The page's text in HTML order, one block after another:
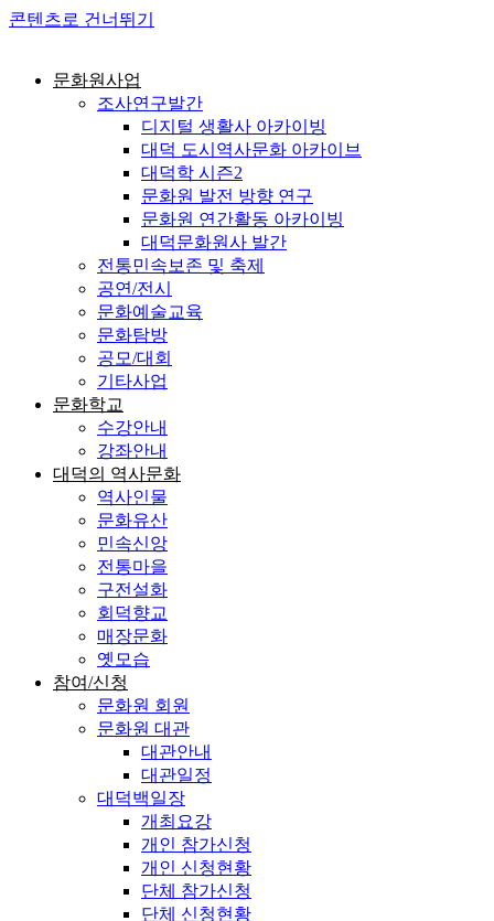
콘텐츠로 건너뛰기
문화원사업
조사연구발간
디지털 생활사 아카이빙
대덕 도시역사문화 아카이브
대덕학 시즌2
문화원 발전 방향 연구
문화원 연간활동 아카이빙
대덕문화원사 발간
전통민속보존 및 축제
공연/전시
문화예술교육
문화탐방
공모/대회
기타사업
문화학교
수강안내
강좌안내
대덕의 역사문화
역사인물
문화유산
민속신앙
전통마을
구전설화
회덕향교
매장문화
옛모습
참여/신청
문화원 회원
문화원 대관
대관안내
대관일정
대덕백일장
개최요강
개인 참가신청
개인 신청현황
단체 참가신청
단체 신청현황